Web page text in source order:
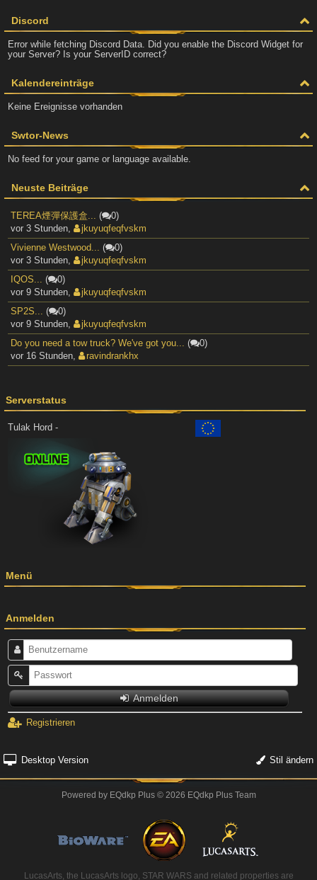
Discord
Error while fetching Discord Data. Did you enable the Discord Widget for
your Server? Is your ServerID correct?
Kalendereinträge
Keine Ereignisse vorhanden
Swtor-News
No feed for your game or language available.
Neuste Beiträge
TEREA煙彈保護盒... (
0)
vor 3 Stunden,
jkuyuqfeqfvskm
Vivienne Westwood... (
0)
vor 3 Stunden,
jkuyuqfeqfvskm
IQOS... (
0)
vor 9 Stunden,
jkuyuqfeqfvskm
SP2S... (
0)
vor 9 Stunden,
jkuyuqfeqfvskm
Do you need a tow truck? We've got you... (
0)
vor 16 Stunden, ravindrankhx
Serverstatus
Tulak Hord -
Menü
Anmelden
Anmelden
Registrieren
Desktop Version Stil ändern
Powered by EQdkp Plus© 2026 EQdkp Plus Team
LucasArts, the LucasArts logo, STAR WARS and related properties are